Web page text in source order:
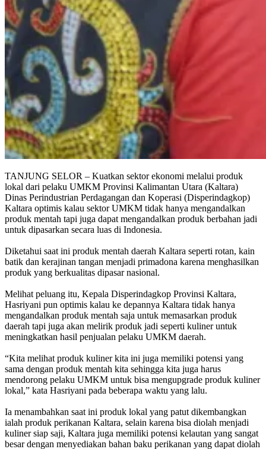
TANJUNG SELOR – Kuatkan sektor ekonomi melalui produk
lokal dari pelaku UMKM Provinsi Kalimantan Utara (Kaltara)
Dinas Perindustrian Perdagangan dan Koperasi (Disperindagkop)
Kaltara optimis kalau sektor UMKM tidak hanya mengandalkan
produk mentah tapi juga dapat mengandalkan produk berbahan jadi
untuk dipasarkan secara luas di Indonesia.
Diketahui saat ini produk mentah daerah Kaltara seperti rotan, kain
batik dan kerajinan tangan menjadi primadona karena menghasilkan
produk yang berkualitas dipasar nasional.
Melihat peluang itu, Kepala Disperindagkop Provinsi Kaltara,
Hasriyani pun optimis kalau ke depannya Kaltara tidak hanya
mengandalkan produk mentah saja untuk memasarkan produk
daerah tapi juga akan melirik produk jadi seperti kuliner untuk
meningkatkan hasil penjualan pelaku UMKM daerah.
“Kita melihat produk kuliner kita ini juga memiliki potensi yang
sama dengan produk mentah kita sehingga kita juga harus
mendorong pelaku UMKM untuk bisa mengupgrade produk kuliner
lokal,” kata Hasriyani pada beberapa waktu yang lalu.
Ia menambahkan saat ini produk lokal yang patut dikembangkan
ialah produk perikanan Kaltara, selain karena bisa diolah menjadi
kuliner siap saji, Kaltara juga memiliki potensi kelautan yang sangat
besar dengan menyediakan bahan baku perikanan yang dapat diolah